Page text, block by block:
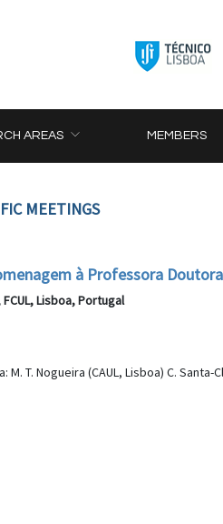
AREAS MEMBERS
MEETINGS
à Professora
Lisboa, Portugal
T. Nogueira (CAUL, Lisboa) C. Santa-